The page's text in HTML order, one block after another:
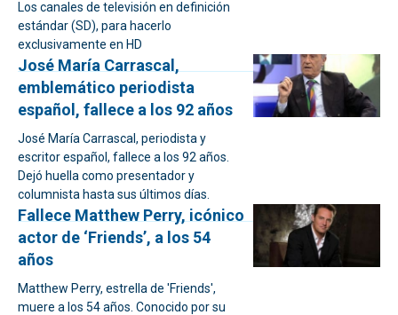
Los canales de televisión en definición
estándar (SD), para hacerlo
exclusivamente en HD
José María Carrascal,
emblemático periodista
español, fallece a los 92 años
José María Carrascal, periodista y
escritor español, fallece a los 92 años.
Dejó huella como presentador y
columnista hasta sus últimos días.
Fallece Matthew Perry, icónico
actor de ‘Friends’, a los 54
años
Matthew Perry, estrella de 'Friends',
muere a los 54 años. Conocido por su